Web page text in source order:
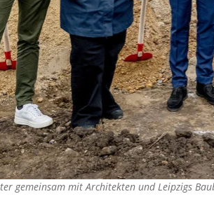
gemeinsam mit Architekten und Leipzigs